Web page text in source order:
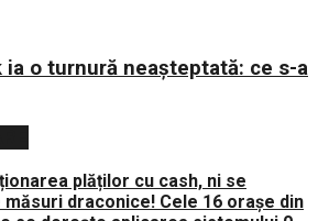
ia o turnură neașteptată: ce s-a